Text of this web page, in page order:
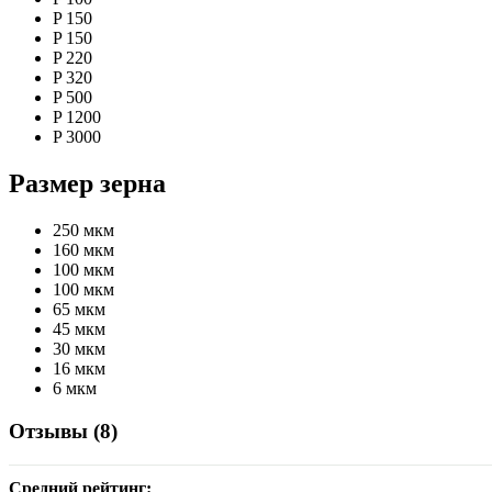
P 150
P 150
P 220
P 320
P 500
P 1200
P 3000
Размер зерна
250 мкм
160 мкм
100 мкм
100 мкм
65 мкм
45 мкм
30 мкм
16 мкм
6 мкм
Отзывы (8)
Средний рейтинг: